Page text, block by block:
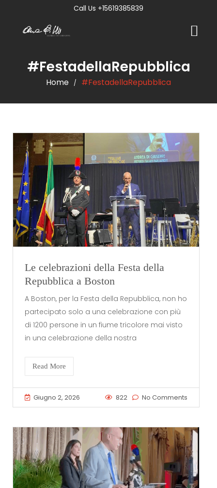
Call Us +15619385839
#FestadellaRepubblica
Home / #FestadellaRepubblica
Le celebrazioni della Festa della
Repubblica a Boston
A Boston, per la Festa della Repubblica, non ho
partecipato solo a una celebrazione con più
di 1200 persone in un fiume tricolore mai visto
in una celebrazione della nostra
Read More
Giugno 2, 2026 822 No Comments